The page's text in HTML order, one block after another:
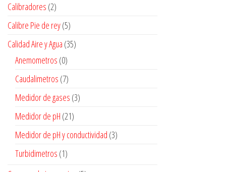
Calibradores (2)
Calibre Pie de rey(5)
Calidad Aire y Agua (35)
Anemometros (0)
Caudalimetros (7)
Medidor de gases (3)
Medidor de pH (21)
Medidor de pH y conductividad (3)
Turbidimetros (1)